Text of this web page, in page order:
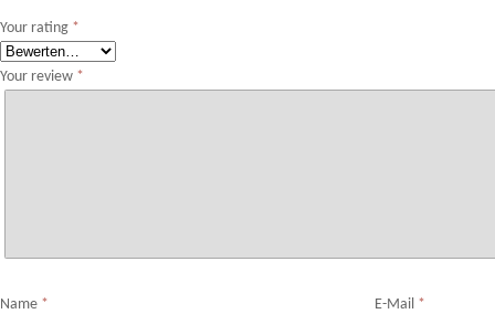
Your rating *
Your review *
Name * E-Mail *